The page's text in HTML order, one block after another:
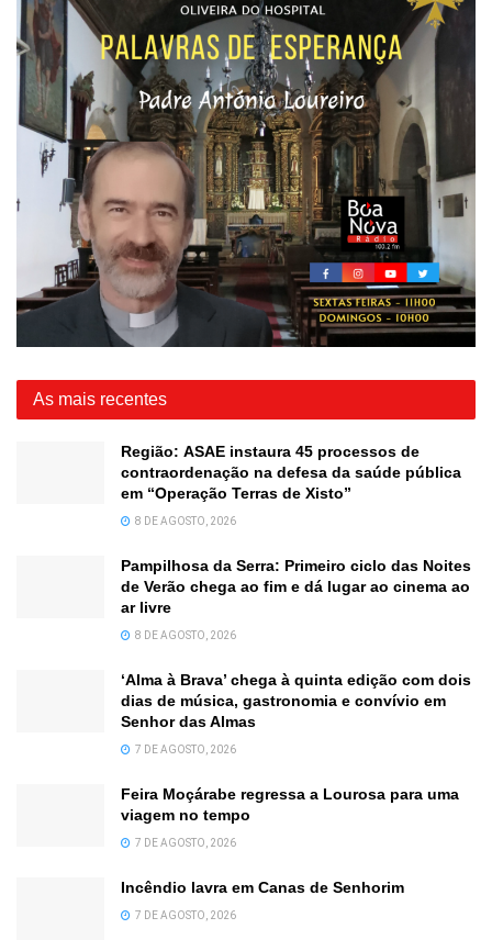
As mais recentes
Região: ASAE instaura 45 processos de
contraordenação na defesa da saúde pública
em “Operação Terras de Xisto”
8 DE AGOSTO, 2026
Pampilhosa da Serra: Primeiro ciclo das Noites
de Verão chega ao fim e dá lugar ao cinema ao
ar livre
8 DE AGOSTO, 2026
‘Alma à Brava’ chega à quinta edição com dois
dias de música, gastronomia e convívio em
Senhor das Almas
7 DE AGOSTO, 2026
Feira Moçárabe regressa a Lourosa para uma
viagem no tempo
7 DE AGOSTO, 2026
Incêndio lavra em Canas de Senhorim
7 DE AGOSTO, 2026